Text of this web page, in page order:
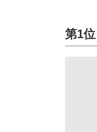
第1